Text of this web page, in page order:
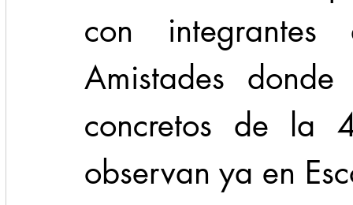
con integrantes
Amistades
concretos de la
observan ya en